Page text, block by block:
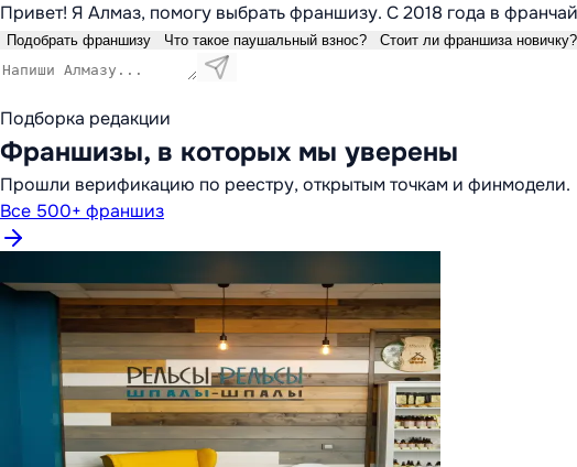
Привет! Я Алмаз, помогу выбрать франшизу. С 2018 года в
Подобрать франшизу Что такое паушальный взнос? Стоит ли франшиза новичку?
Подборка редакции
Франшизы, в которых мы уверены
Прошли верификацию по реестру, открытым точкам и финмодели.
Все 500+ франшиз